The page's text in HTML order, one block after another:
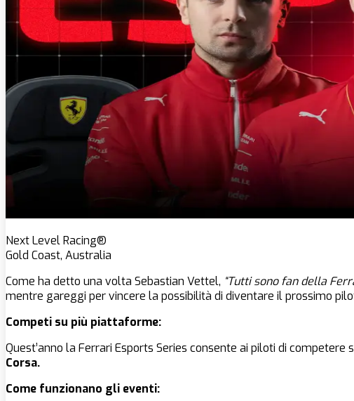
Next Level Racing®
Gold Coast, Australia
Come ha detto una volta Sebastian Vettel, “Tutti sono fan della
mentre gareggi per vincere la possibilità di diventare il prossimo
Competi su più piattaforme:
Quest’anno la Ferrari Esports Series consente ai piloti di
Corsa.
Come funzionano gli eventi: